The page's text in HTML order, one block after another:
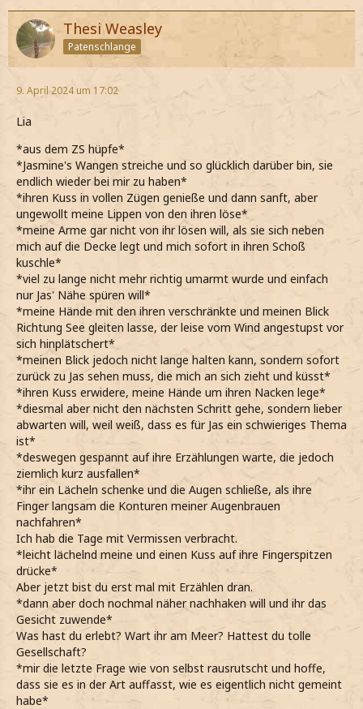
Thesi Weasley
Patenschlange
9. April 2024 um 17:02
Lia
*aus dem ZS hüpfe*
*Jasmine's Wangen streiche und so glücklich darüber bin, sie
endlich wieder bei mir zu haben*
*ihren Kuss in vollen Zügen genieße und dann sanft, aber
ungewollt meine Lippen von den ihren löse*
*meine Arme gar nicht von ihr lösen will, als sie sich neben
mich auf die Decke legt und mich sofort in ihren Schoß
kuschle*
*viel zu lange nicht mehr richtig umarmt wurde und einfach
nur Jas' Nähe spüren will*
*meine Hände mit den ihren verschränkte und meinen Blick
Richtung See gleiten lasse, der leise vom Wind angestupst vor
sich hinplätschert*
*meinen Blick jedoch nicht lange halten kann, sondern sofort
zurück zu Jas sehen muss, die mich an sich zieht und küsst*
*ihren Kuss erwidere, meine Hände um ihren Nacken lege*
*diesmal aber nicht den nächsten Schritt gehe, sondern lieber
abwarten will, weil weiß, dass es für Jas ein schwieriges Thema
ist*
*deswegen gespannt auf ihre Erzählungen warte, die jedoch
ziemlich kurz ausfallen*
*ihr ein Lächeln schenke und die Augen schließe, als ihre
Finger langsam die Konturen meiner Augenbrauen
nachfahren*
Ich hab die Tage mit Vermissen verbracht.
*leicht lächelnd meine und einen Kuss auf ihre Fingerspitzen
drücke*
Aber jetzt bist du erst mal mit Erzählen dran.
*dann aber doch nochmal näher nachhaken will und ihr das
Gesicht zuwende*
Was hast du erlebt? Wart ihr am Meer? Hattest du tolle
Gesellschaft?
*mir die letzte Frage wie von selbst rausrutscht und hoffe,
dass sie es in der Art auffasst, wie es eigentlich nicht gemeint
habe*